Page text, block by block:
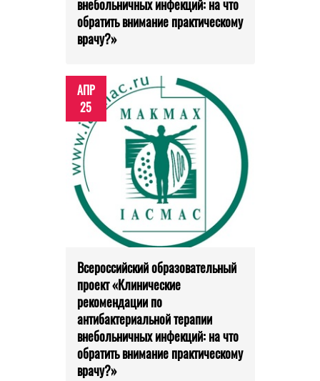
внебольничных инфекций: на что
обратить внимание практическому
врачу?»
АПР
25
Всероссийский образовательный
проект «Клинические
рекомендации по
антибактериальной терапии
внебольничных инфекций: на что
обратить внимание практическому
врачу?»